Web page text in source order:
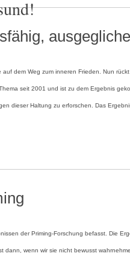
dem Weg zum inneren Frieden. Nun
seit 2001 und ist zu dem Ergebnis
dieser Haltung zu erforschen. Das
der Priming-Forschung befasst. Die
wenn wir sie nicht bewusst